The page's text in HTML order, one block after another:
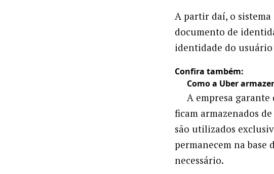
A partir daí, o
documento de
identidade do
Confira também:
Como a Uber
A empresa
ficam armazenados
são utilizados
permanecem na base
necessário.